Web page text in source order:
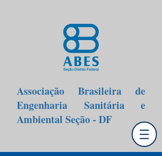
Associação Brasileira de
Engenharia Sanitária e
Ambiental Seção - DF